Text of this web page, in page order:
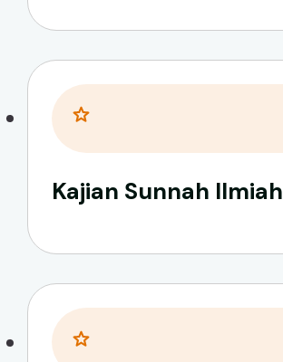
Kajian Sunnah Ilmiah